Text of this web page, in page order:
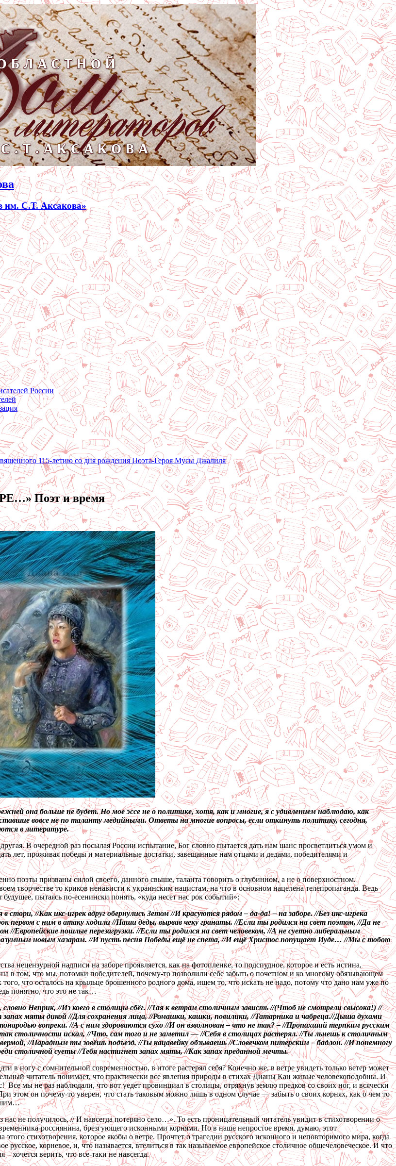
им. С.Т. Аксакова»
России
115-летию со дня рождения Поэта-Героя Мусы Джалиля
Поэт и время
она больше не будет. Но мое эссе не о политике, хотя, как и многие, я с удивлением наблюдаю, как
вовсе не по таланту медийными. Ответы на многие вопросы, если откинуть политику, сегодня,
в литературе.
В очередной раз посылая России испытание, Бог словно пытается дать нам шанс просветлиться умом и
лет, проживая победы и материальные достатки, завещанные нам отцами и дедами, победителями и
поэты призваны силой своего, данного свыше, таланта говорить о глубинном, а не о поверхностном.
творчестве то криков ненависти к украинским нацистам, на что в основном нацелена телепропаганда. Ведь
пытаясь по-есенински понять, «куда несет нас рок событий»:
//Как икс-игрек вдруг обернулись Зетом //И красуются рядом – да-да! – на заборе. //Без икс-игрека
первом с ним в атаку ходили //Наши деды, вырвав чеку гранаты. //Если ты родился на свет поэтом, //Да не
Европейские пошлые перезагрузки. //Если ты родился на свет человеком, //А не суетно либеральным
новым хазарам. //И пусть песня Победы ещё не спета, //И ещё Христос попущает Иуде… //Мы с тобою
нецензурной надписи на заборе проявляется, как на фотопленке, то подспудное, которое и есть истина,
в том, что мы, потомки победителей, почему-то позволили себе забыть о почетном и ко многому обязывающем
что осталось на крыльце брошенного родного дома, ищем то, что искать не надо, потому что дано нам уже по
понятно, что это не так…
Неприк, //Из коего в столицы сбёг. //Тая к ветрам столичным зависть //(Чтоб не смотрели свысока!) //
мяты дикой //Для сохранения лица, //Ромашки, кашки, повилики, //Татарника и чабреца.//Дыша духами
вопреки. //А с ним здороваются сухо //И он взволнован – что не так? – //Пропахший терпким русским
столичности искал, //Что, сам того и не заметил — //Себя в столицах растерял. //Ты льнешь к столичным
//Парадным ты зовёшь подъезд. //Ты кацавейку обзываешь //Словечком питерским – бадлон. //И понемногу
столичной суеты //Тебя настигнет запах мяты, //Как запах преданной мечты.
в ногу с сомнительной современностью, в итоге растерял себя? Конечно же, в ветре увидеть только ветер может
читатель понимает, что практически все явления природы в стихах Дианы Кан живые человекоподобны. И
мы не раз наблюдали, что вот уедет провинциал в столицы, отряхнув землю предков со своих ног, и всячески
этом он почему-то уверен, что стать таковым можно лишь в одном случае — забыть о своих корнях, как о чем то
не получилось, // И навсегда потеряно село…». То есть проницательный читатель увидит в стихотворении о
россиянина, брезгующего исконными корнями. Но в наше непростое время, думаю, этот
стихотворения, которое якобы о ветре. Прочтет о трагедии русского исконного и неповторимого мира, когда
корневое, и, что называется, втелиться в так называемое европейское столичное общечеловеческое. И что
хочется верить, что все-таки не навсегда.